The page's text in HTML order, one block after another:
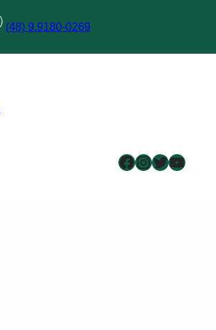
(48) 9.9180-0269
Facebook
Instagram
Twitter